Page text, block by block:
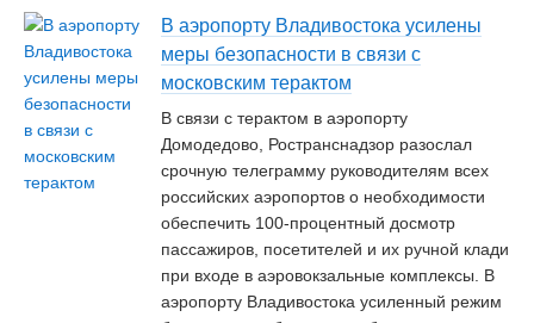
В аэропорту Владивостока усилены
меры безопасности в связи с
московским терактом
В связи с терактом в аэропорту
Домодедово, Ространснадзор разослал
срочную телеграмму руководителям всех
российских аэропортов о необходимости
обеспечить 100-процентный досмотр
пассажиров, посетителей и их ручной клади
при входе в аэровокзальные комплексы. В
аэропорту Владивостока усиленный режим